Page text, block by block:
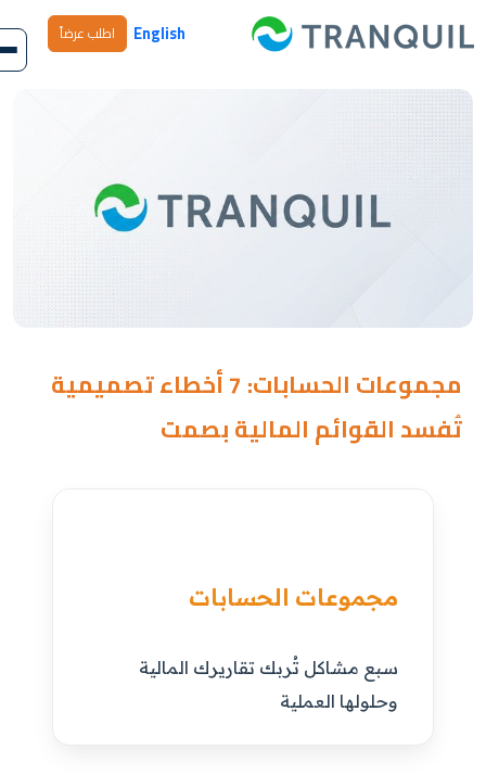
English اطلب عرضاً
مجموعات الحسابات: 7 أخطاء تصميمية
تُفسد القوائم المالية بصمت
مجموعات الحسابات
سبع مشاكل تُربك تقاريرك المالية
وحلولها العملية